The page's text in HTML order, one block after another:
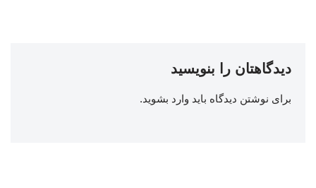
دیدگاهتان را بنویسید
برای نوشتن دیدگاه باید وارد بشوید.